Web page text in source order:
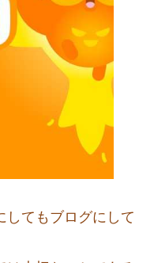
してもブログにして